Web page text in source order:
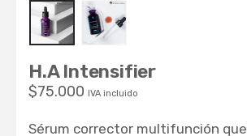
H.A Intensifier
$75.000 IVA incluido
Sérum corrector multifunción